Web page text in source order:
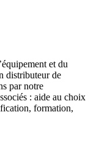
et du
distributeur de
par notre
: aide au choix
formation,